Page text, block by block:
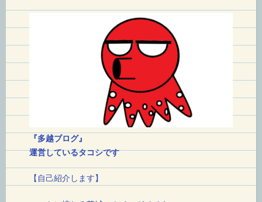
ョ
『多越ブログ』
運営しているタコシです
【自己紹介します】